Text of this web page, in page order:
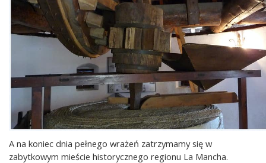
A na koniec dnia pełnego wrażeń zatrzymamy się w
zabytkowym mieście historycznego regionu La Mancha.